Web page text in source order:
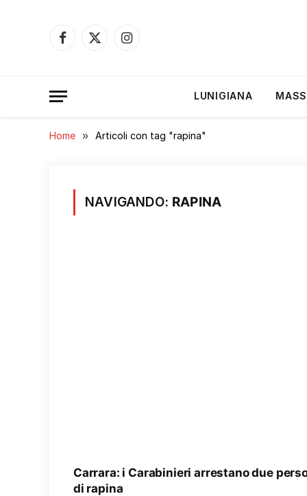
Facebook
X
Instagram
LUNIGIANA
Home » Articoli con tag "rapina"
NAVIGANDO: RAPINA
Carrara: i Carabinieri arrestano due
di rapina